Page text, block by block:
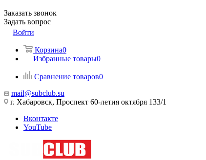
Заказать звонок
Задать вопрос
Войти
Корзина0
Избранные товары0
Сравнение товаров0
mail@subclub.su
г. Хабаровск, Проспект 60-летия октября 133/1
Вконтакте
YouTube